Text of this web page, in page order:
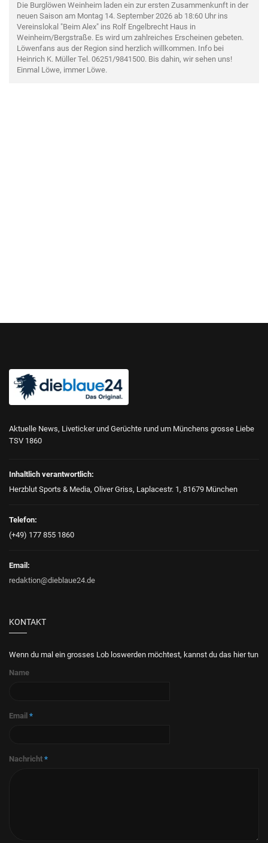
Die Burglöwen Weinheim laden ein zur ersten Zusammenkunft in der
neuen Saison am Montag 14. September 2026 ab 18:60 Uhr ins
Vereinslokal "Beim Alex" ins Rolf Engelbrecht Haus in
Weinheim/Bergstraße. Es wird um zahlreiches Erscheinen gebeten.
Löwenfans aus der Region sind herzlich willkommen. Info bei
Heinrich K. Müller Tel. 06251/9841500. Bis dahin, wir sehen uns!
Einmal Löwe, immer Löwe.
Aktuelle News, Liveticker und Gerüchte rund um Münchens grosse Liebe
TSV 1860
Inhaltlich verantwortlich:
Herzblut Sports & Media, Oliver Griss, Laplacestr. 1, 81679 München
Telefon:
(+49) 177 855 1860
Email:
redaktion@dieblaue24.de
KONTAKT
Wenn du mal ein grosses Lob loswerden möchtest, kannst du das hier tun
Name
Email *
Nachricht *